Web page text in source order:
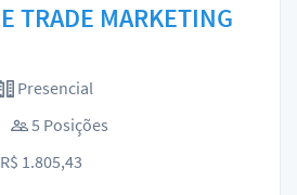
TRADE MARKETING
Presencial
5 Posições
R$ 1.805,43